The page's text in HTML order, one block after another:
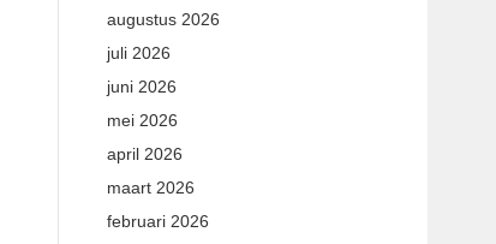
augustus 2026
juli 2026
juni 2026
mei 2026
april 2026
maart 2026
februari 2026